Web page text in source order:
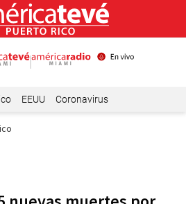
EEUU Coronavirus